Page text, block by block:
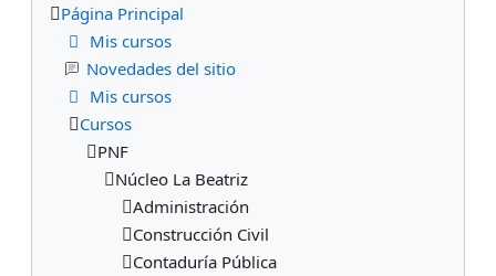
Página Principal
Mis cursos
Novedades del sitio
Mis cursos
Cursos
PNF
Núcleo La Beatriz
Administración
Construcción Civil
Contaduría Pública